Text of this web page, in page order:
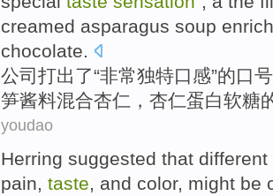
creamed asparagus soup
chocolate.
公司 打出了“非常独特口感”的口
笋酱料混合杏仁 ，杏仁蛋白软糖
youdao
Herring suggested that different
pain, taste, and color, might be